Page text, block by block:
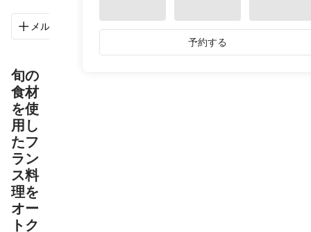
メルマガ リストに保存 シェア 道順を表示
旬の
食材
を使
用し
たフ
ラン
ス料
理を
オー
トク
予約する